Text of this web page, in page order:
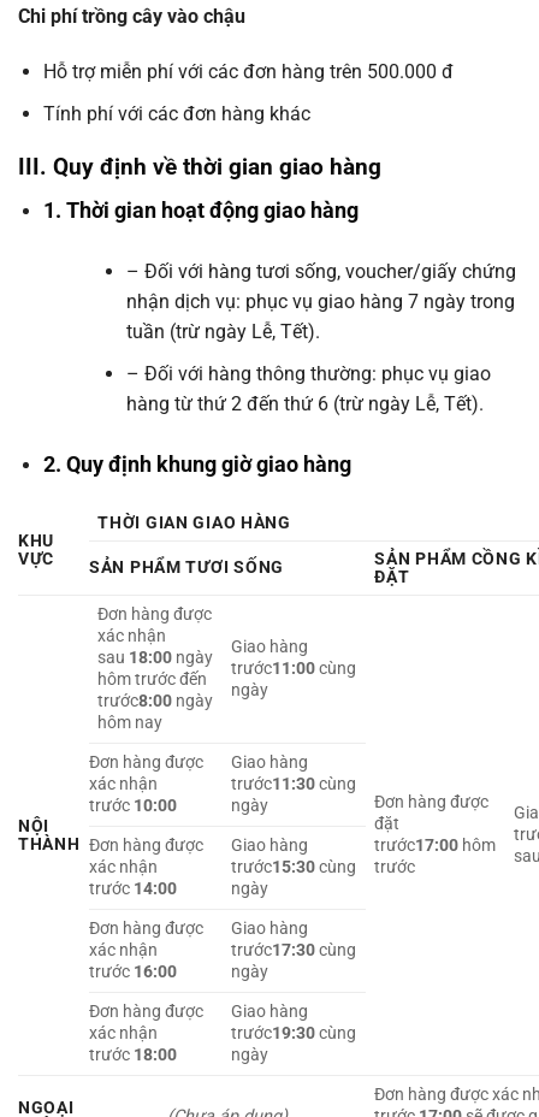
Chi phí trồng cây vào chậu
Hỗ trợ miễn phí với các đơn hàng trên 500.000 đ
Tính phí với các đơn hàng khác
III. Quy định về thời gian giao hàng
1. Thời gian hoạt động giao hàng
– Đối với hàng tươi sống, voucher/giấy chứng
nhận dịch vụ: phục vụ giao hàng 7 ngày trong
tuần (trừ ngày Lễ, Tết).
– Đối với hàng thông thường: phục vụ giao
hàng từ thứ 2 đến thứ 6 (trừ ngày Lễ, Tết).
2. Quy định khung giờ giao hàng
KHU
VỰC
THỜI GIAN GIAO HÀNG
SẢN PHẨM TƯƠI SỐNG
SẢN PHẨM CỒNG
ĐẶT
NỘI
THÀNH
Đơn hàng được
xác nhận
sau 18:00 ngày
hôm trước đến
trước8:00 ngày
hôm nay
Giao hàng
trước11:00cùng
ngày
Đơn hàng được
đặt
trước17:00 hôm
trước
Đơn hàng được
xác nhận
trước 10:00
Giao hàng
trước11:30cùng
ngày
Đơn hàng được
xác nhận
trước 14:00
Giao hàng
trước15:30cùng
ngày
Đơn hàng được
xác nhận
trước 16:00
Giao hàng
trước17:30cùng
ngày
Đơn hàng được
xác nhận
trước 18:00
Giao hàng
trước19:30cùng
ngày
NGOẠI
Đơn hàng được xác